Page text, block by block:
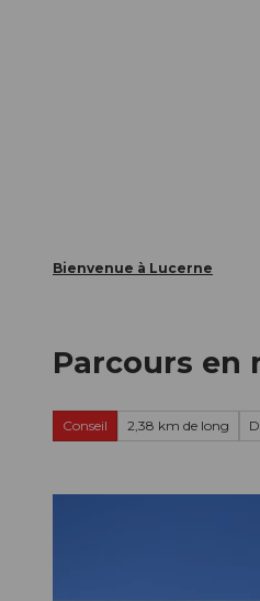
Bienvenue à Lucerne
Parcours en
Conseil 2,38 km de long